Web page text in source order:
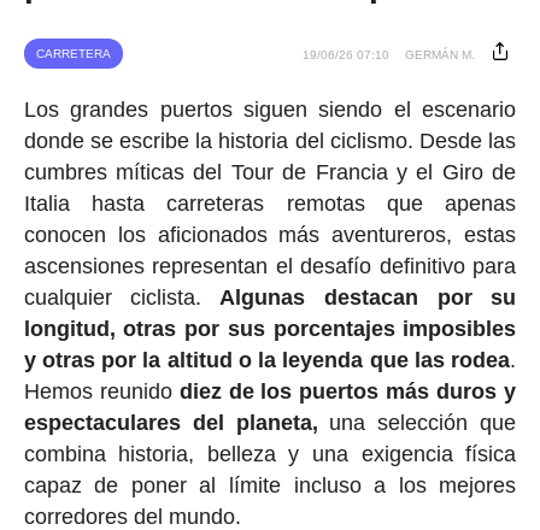
CARRETERA 19/06/26 07:10 GERMÁN M.
Los grandes puertos siguen siendo el escenario
donde se escribe la historia del ciclismo. Desde las
cumbres míticas del Tour de Francia y el Giro de
Italia hasta carreteras remotas que apenas
conocen los aficionados más aventureros, estas
ascensiones representan el desafío definitivo para
cualquier ciclista. Algunas destacan por su
longitud, otras por sus porcentajes imposibles
y otras por la altitud o la leyenda que las rodea.
Hemos reunido diez de los puertos más duros y
espectaculares del planeta, una selección que
combina historia, belleza y una exigencia física
capaz de poner al límite incluso a los mejores
corredores del mundo.